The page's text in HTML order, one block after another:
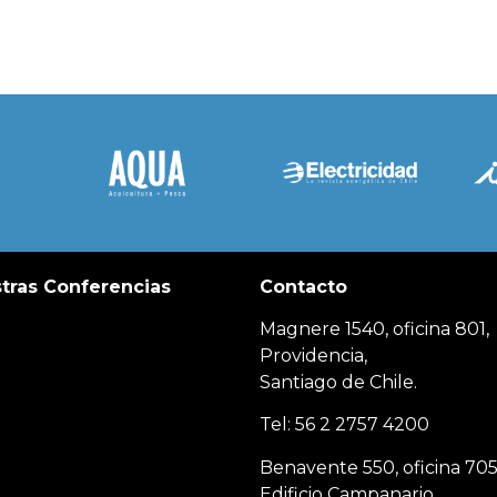
Conferencias Contacto
Magnere 1540, oficina 801,
Providencia,
Santiago de Chile.
Tel: 56 2 2757 4200
Benavente 550, oficina